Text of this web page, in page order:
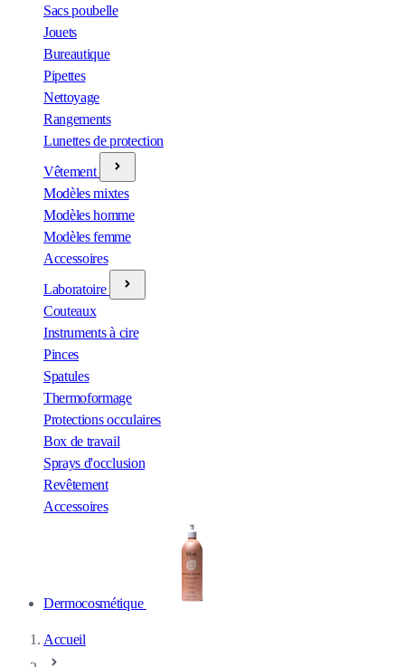
Sacs poubelle
Jouets
Bureautique
Pipettes
Nettoyage
Rangements
Lunettes de protection
Vêtement
Modèles mixtes
Modèles homme
Modèles femme
Accessoires
Laboratoire
Couteaux
Instruments à cire
Pinces
Spatules
Thermoformage
Protections occulaires
Box de travail
Sprays d'occlusion
Revêtement
Accessoires
Dermocosmétique
Accueil